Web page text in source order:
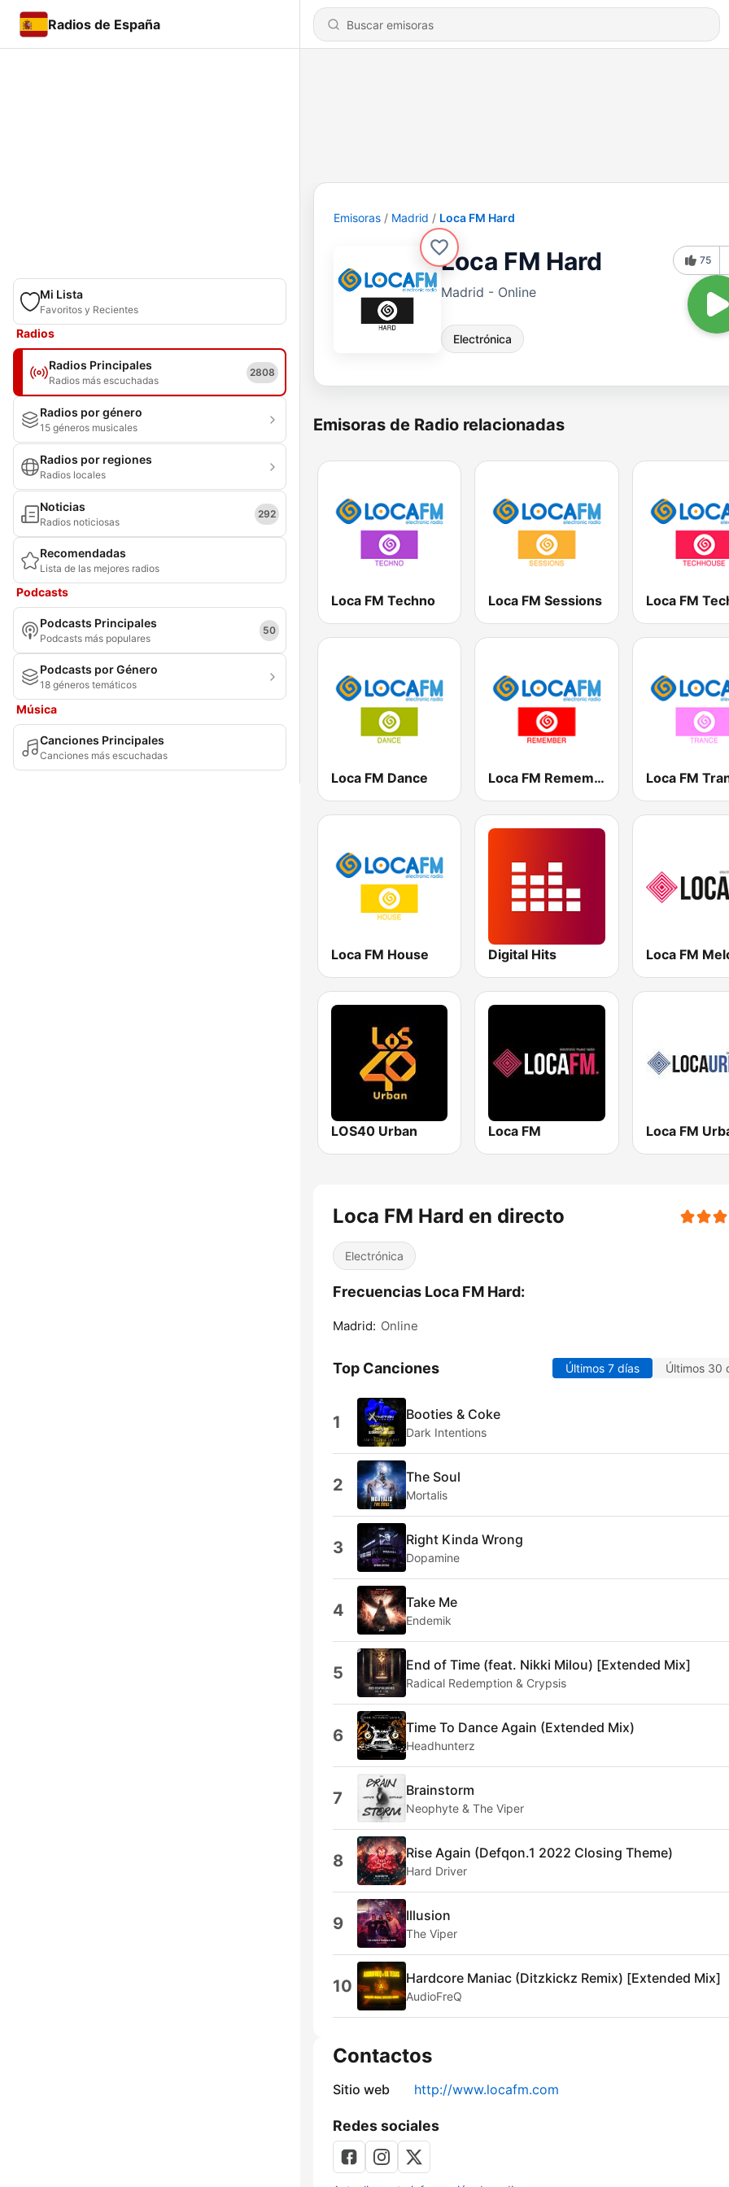
Radios de España
Mi Lista
Favoritos y Recientes
Radios
Radios Principales
Radios más escuchadas
2808
Radios por género
15 géneros musicales
Radios por regiones
Radios locales
Noticias
Radios noticiosas
292
Recomendadas
Lista de las mejores radios
Podcasts
Podcasts Principales
Podcasts más populares
50
Podcasts por Género
18 géneros temáticos
Música
Canciones Principales
Canciones más escuchadas
Emisoras Madrid Loca FM Hard
Loca FM Hard
Madrid - Online
Electrónica
75
Emisoras de Radio relacionadas
Loca FM Techno Loca FM Sessions
Loca FM Dance Loca FM Remember Loca FM
Loca FM House Digital Hits
LOS40 Urban Loca FM Loca FM
Loca FM Hard en directo
Electrónica
Frecuencias Loca FM Hard:
Madrid: Online
Top Canciones Últimos 7 días Últimos 30
1 Booties & Coke
Dark Intentions
2 The Soul
Mortalis
3 Right Kinda Wrong
Dopamine
4 Take Me
Endemik
5 End of Time (feat. Nikki Milou) [Extended Mix]
Radical Redemption & Crypsis
6 Time To Dance Again (Extended Mix)
Headhunterz
7 Brainstorm
Neophyte & The Viper
8 Rise Again (Defqon.1 2022 Closing Theme)
Hard Driver
9 Illusion
The Viper
10 Hardcore Maniac (Ditzkickz Remix) [Extended Mix]
AudioFreQ
Contactos
Sitio web http://www.locafm.com
Redes sociales